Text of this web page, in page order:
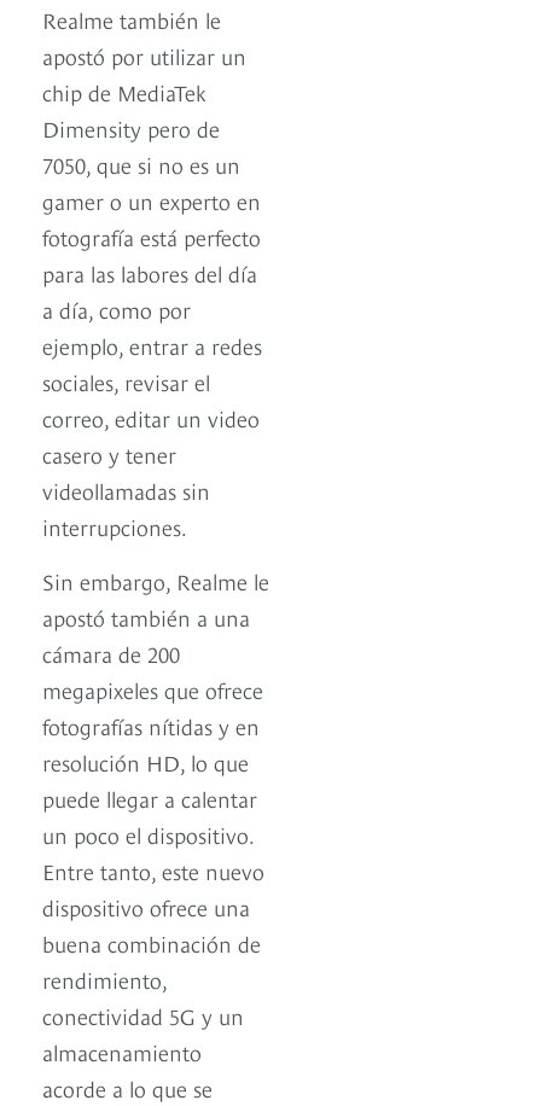
Realme también le
apostó por utilizar un
chip de MediaTek
Dimensity pero de
7050, que si no es un
gamer o un experto en
fotografía está perfecto
para las labores del día
a día, como por
ejemplo, entrar a redes
sociales, revisar el
correo, editar un video
casero y tener
videollamadas sin
interrupciones.
Sin embargo, Realme le
apostó también a una
cámara de 200
megapixeles que ofrece
fotografías nítidas y en
resolución HD, lo que
puede llegar a calentar
un poco el dispositivo.
Entre tanto, este nuevo
dispositivo ofrece una
buena combinación de
rendimiento,
conectividad 5G y un
almacenamiento
acorde a lo que se